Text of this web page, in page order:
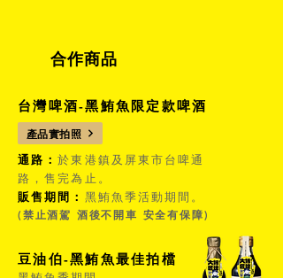
合作商品
台灣啤酒-黑鮪魚限定款啤酒
豆油伯-黑鮪魚最佳拍檔
產品實拍照
通路：於東港鎮及屏東市台啤通
路，售完為止。
販售期間： 黑鮪魚季活動期間。
(禁止酒駕 酒後不開車 安全有保障)